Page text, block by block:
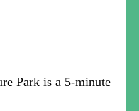
Park is a 5-minute